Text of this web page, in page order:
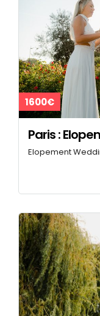
1600€
Paris :
Elopement